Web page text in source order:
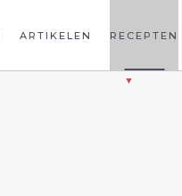
ARTIKELEN RECEPTEN